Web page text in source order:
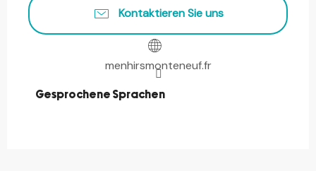
Kontaktieren Sie uns
menhirsmonteneuf.fr
Gesprochene Sprachen
Gesprochene Sprachen